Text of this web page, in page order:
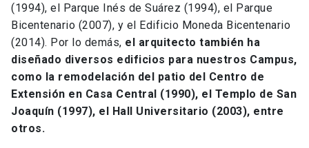
(1994), el Parque Inés de Suárez (1994), el Parque
Bicentenario (2007), y el Edificio Moneda Bicentenario
(2014). Por lo demás, el arquitecto también ha
diseñado diversos edificios para nuestros Campus,
como la remodelación del patio del Centro de
Extensión en Casa Central (1990), el Templo de San
Joaquín (1997), el Hall Universitario (2003), entre
otros.